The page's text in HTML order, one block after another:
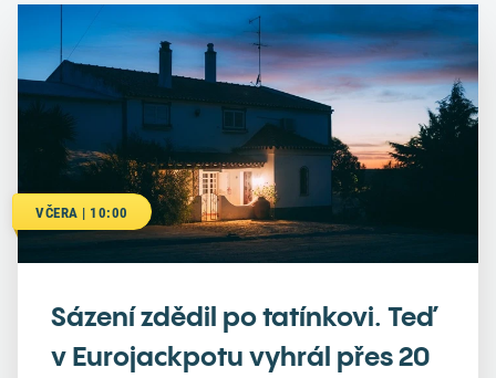
VČERA | 10:00
Sázení zdědil po tatínkovi. Teď
v Eurojackpotu vyhrál přes 20